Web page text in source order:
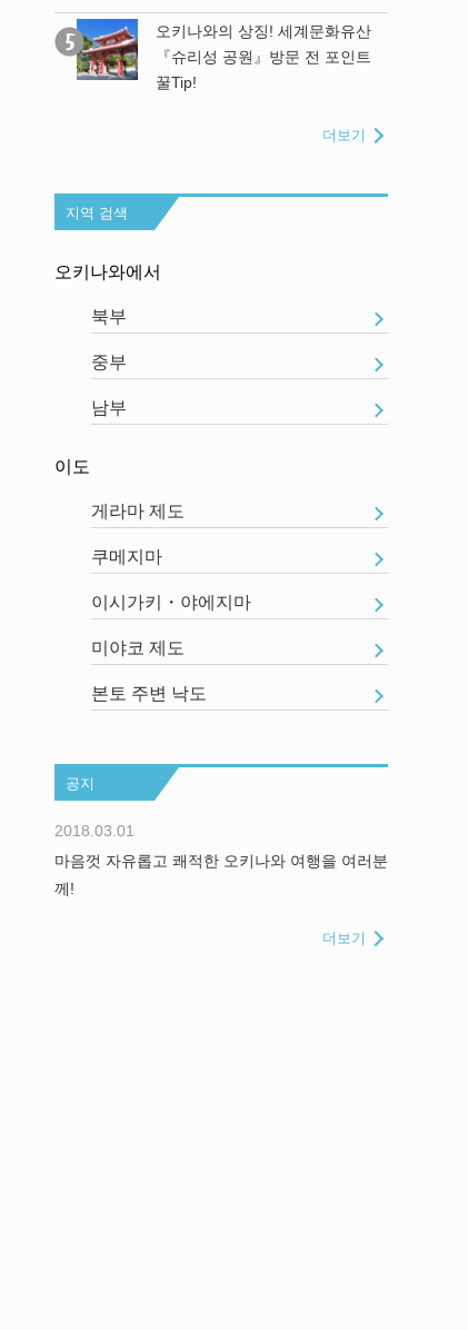
오키나와의 상징! 세계문화유산
『슈리성 공원』방문 전 포인트
꿀Tip!
더보기
지역 검색
오키나와에서
북부
중부
남부
이도
게라마 제도
쿠메지마
이시가키・야에지마
미야코 제도
본토 주변 낙도
공지
2018.03.01
마음껏 자유롭고 쾌적한 오키나와 여행을 여러분
께!
더보기